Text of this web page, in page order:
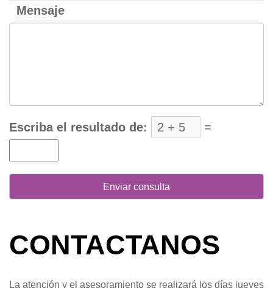
Mensaje
Escriba el resultado de: =
CONTACTANOS
La atención y el asesoramiento se realizará los días jueves